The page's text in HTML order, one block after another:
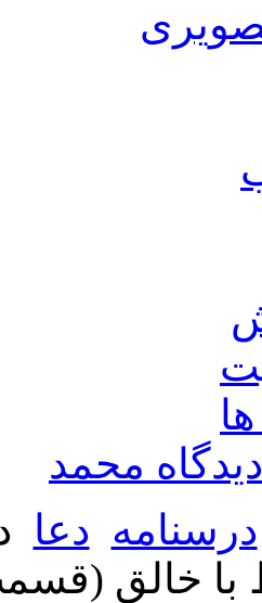
محمد
درسنامه دعا
با خالق